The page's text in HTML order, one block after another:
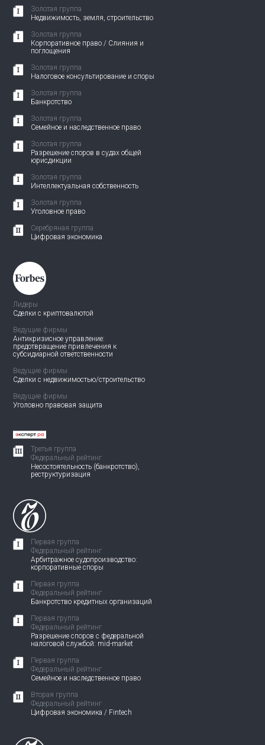
Золотая группа
Недвижимость, земля, строительство
Золотая группа
Корпоративное право / Слияния и
поглощения
Золотая группа
Налоговое консультирование и споры
Золотая группа
Банкротство
Золотая группа
Семейное и наследственное право
Золотая группа
Разрешение споров в судах общей
юрисдикции
Золотая группа
Интеллектуальная собственность
Золотая группа
Уголовное право
Серебряная группа
Цифровая экономика
Лидеры
Сделки с криптовалютой
Ведущие фирмы
Антикризисное управление:
предотвращение привлечения к
субсидиарной ответственности
Ведущие фирмы
Сделки с недвижимостью/строительство
Ведущие фирмы
Уголовно правовая защита
Третья группа
Федеральный рейтинг
Несостоятельность (банкротство),
реструктуризация
Первая группа
Федеральный рейтинг
Арбитражное судопроизводство:
корпоративные споры
Первая группа
Федеральный рейтинг
Банкротство кредитных организаций
Первая группа
Федеральный рейтинг
Разрешение споров с федеральной
налоговой службой: mid-market
Первая группа
Федеральный рейтинг
Семейное и наследственное право
Вторая группа
Федеральный рейтинг
Цифровая экономика / Fintech